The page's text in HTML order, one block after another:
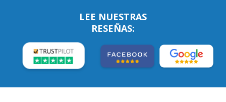
LEE NUESTRAS
RESEÑAS: